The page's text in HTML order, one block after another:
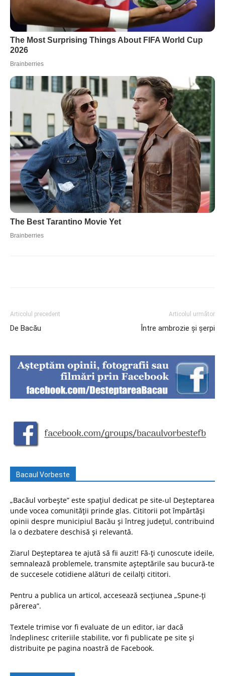
Articolul precedent
De Bacău
Articolul următor
Între ambrozie și șerpi
Bacaul Vorbeste
„Bacăul vorbește” este spațiul dedicat pe site-ul Deșteptarea
unde vocea comunității prinde glas. Cititorii pot împărtăși
opinii despre municipiul Bacău și întreg județul, contribuind
la o dezbatere deschisă și relevantă.
Ziarul Deșteptarea te ajută să fii auzit! Fă-ți cunoscute ideile,
semnalează problemele, transmite așteptările sau bucură-te
de succesele cotidiene alături de ceilalți cititori.
Pentru a publica un articol, accesează secțiunea „Spune-ți
părerea”.
Textele trimise vor fi evaluate de un editor, iar dacă
îndeplinesc criteriile stabilite, vor fi publicate pe site și
distribuite pe pagina noastră de Facebook.